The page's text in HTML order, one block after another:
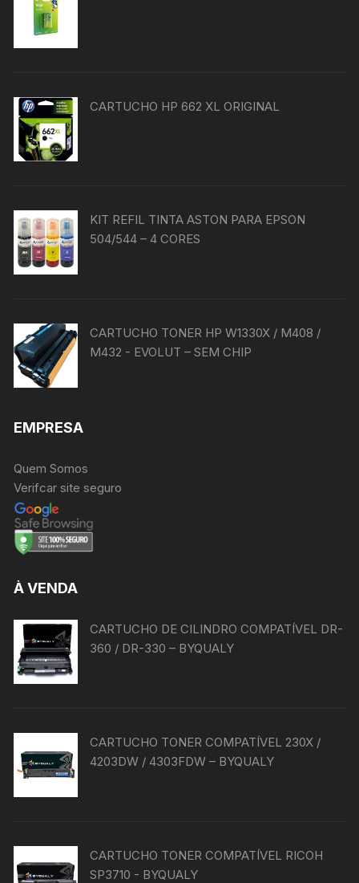
CARTUCHO HP 662 XL ORIGINAL
KIT REFIL TINTA ASTON PARA EPSON
504/544 – 4 CORES
CARTUCHO TONER HP W1330X / M408 /
M432 - EVOLUT – SEM CHIP
EMPRESA
Quem Somos
Verifcar site seguro
À VENDA
CARTUCHO DE CILINDRO COMPATÍVEL DR-
360 / DR-330 – BYQUALY
CARTUCHO TONER COMPATÍVEL 230X /
4203DW / 4303FDW – BYQUALY
CARTUCHO TONER COMPATÍVEL RICOH
SP3710 - BYQUALY